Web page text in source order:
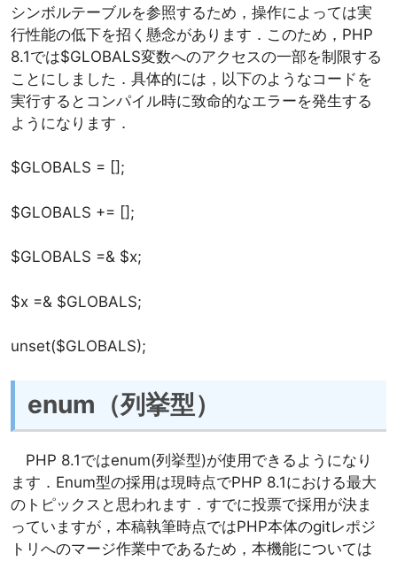
シンボルテーブルを参照するため，操作によっては実
行性能の低下を招く懸念があります．このため，PHP
8.1では$GLOBALS変数へのアクセスの一部を制限する
ことにしました．具体的には，以下のようなコードを
実行するとコンパイル時に致命的なエラーを発生する
ようになります．
$GLOBALS = [];
$GLOBALS += [];
$GLOBALS =& $x;
$x =& $GLOBALS;
unset($GLOBALS);
enum （列挙型）
PHP 8.1ではenum(列挙型)が使用できるようになり
ます．Enum型の採用は現時点でPHP 8.1における最大
のトピックスと思われます．すでに投票で採用が決ま
っていますが，本稿執筆時点ではPHP本体のgitレポジ
トリへのマージ作業中であるため，本機能については